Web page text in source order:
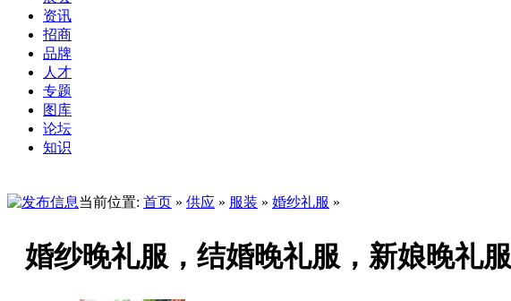
资讯
招商
品牌
人才
专题
图库
论坛
知识
当前位置: 首页 » 供应 » 服装 » 婚纱礼服 »
婚纱晚礼服，结婚晚礼服，新娘晚礼服